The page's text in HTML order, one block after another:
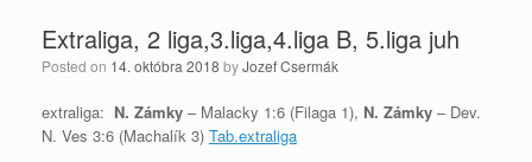
Extraliga, 2 liga,3.liga,4.liga B, 5.liga juh
Posted on 14. októbra 2018 byJozef Csermák
extraliga: N. Zámky – Malacky 1:6 (Filaga 1), N. Zámky – Dev.
N. Ves 3:6 (Machalík 3) Tab.extraliga